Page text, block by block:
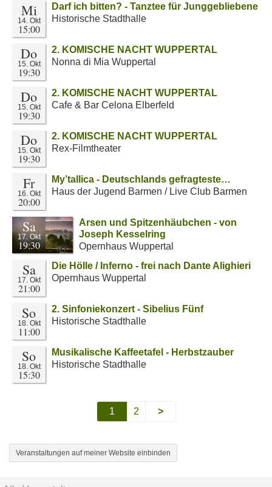
Mi
14. Okt
15:00
Darf ich bitten? - Tanztee für Junggebliebene
Historische Stadthalle
Do
15. Okt
19:30
2. KOMISCHE NACHT WUPPERTAL
Nonna di Mia Wuppertal
Do
15. Okt
19:30
2. KOMISCHE NACHT WUPPERTAL
Cafe & Bar Celona Elberfeld
Do
15. Okt
19:30
2. KOMISCHE NACHT WUPPERTAL
Rex-Filmtheater
Fr
16. Okt
20:00
My’tallica - Deutschlands gefragteste…
Haus der Jugend Barmen / Live Club Barmen
Sa
17. Okt
19:30
Arsen und Spitzenhäubchen - von
Joseph Kesselring
Opernhaus Wuppertal
Sa
17. Okt
21:00
Die Hölle / Inferno - frei nach Dante Alighieri
Opernhaus Wuppertal
So
18. Okt
11:00
2. Sinfoniekonzert - Sibelius Fünf
Historische Stadthalle
So
18. Okt
15:30
Musikalische Kaffeetafel - Herbstzauber
Historische Stadthalle
1 2 >
Veranstaltungen auf meiner Website einbinden